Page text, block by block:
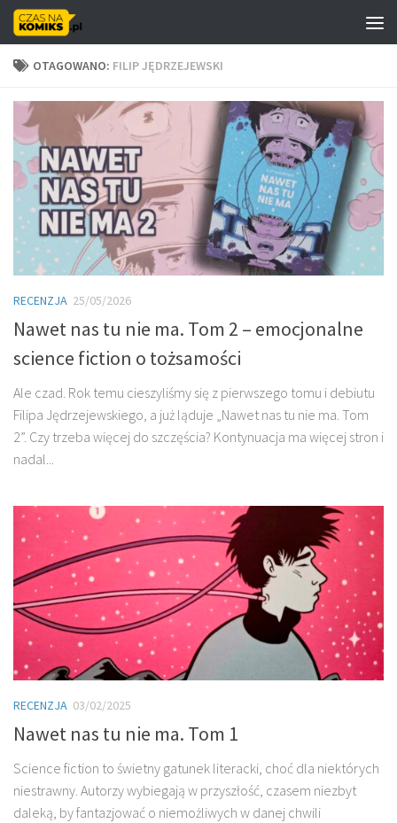
Skip to content
OTAGOWANO: FILIP JĘDRZEJEWSKI
RECENZJA 25/05/2026
Nawet nas tu nie ma. Tom 2 – emocjonalne
science fiction o tożsamości
Ale czad. Rok temu cieszyliśmy się z pierwszego tomu i debiutu
Filipa Jędrzejewskiego, a już ląduje „Nawet nas tu nie ma. Tom
2”. Czy trzeba więcej do szczęścia? Kontynuacja ma więcej stron i
nadal...
RECENZJA 03/02/2025
Nawet nas tu nie ma. Tom 1
Science fiction to świetny gatunek literacki, choć dla niektórych
niestrawny. Autorzy wybiegają w przyszłość, czasem niezbyt
daleką, by fantazjować o niemożliwych w danej chwili